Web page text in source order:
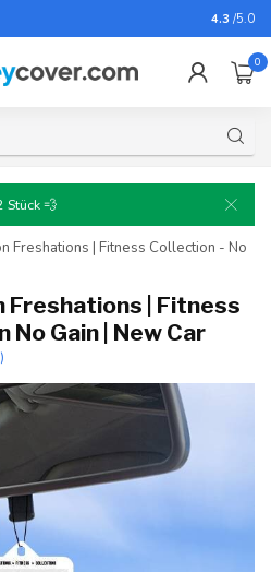
Für fast
4.3 /5.0
0
Stück 💨
Freshations | Fitness Collection - No
| Fitness
No Gain | New Car